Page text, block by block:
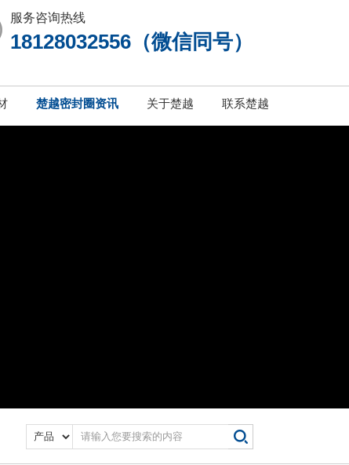
服务咨询热线
18128032556（微信同号）
楚越密封圈资讯 关于楚越 联系楚越